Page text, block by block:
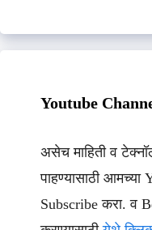
Youtube
असेच माहिती व
पाहण्यासाठी आमच्या
Subscribe करा. व